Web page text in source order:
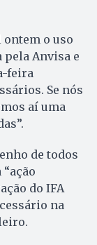
ontem o uso
pela Anvisa e
feira
Se nós
aí uma
de todos
do IFA
na